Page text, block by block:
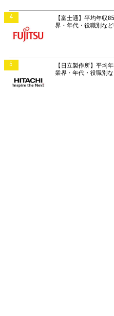
4
【富士通】平均年収
界・年代・役職別など
5
【日立製作所】平均
業界・年代・役職別な